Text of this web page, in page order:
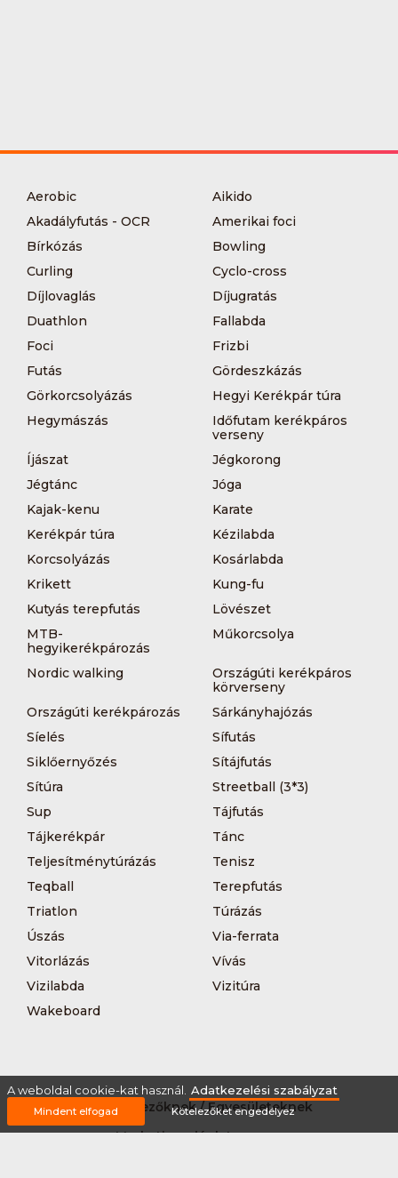
Aerobic
Aikido
Akadályfutás - OCR
Amerikai foci
Bírkózás
Bowling
Curling
Cyclo-cross
Díjlovaglás
Díjugratás
Duathlon
Fallabda
Foci
Frizbi
Futás
Gördeszkázás
Görkorcsolyázás
Hegyi Kerékpár túra
Hegymászás
Időfutam kerékpáros
verseny
Íjászat
Jégkorong
Jégtánc
Jóga
Kajak-kenu
Karate
Kerékpár túra
Kézilabda
Korcsolyázás
Kosárlabda
Krikett
Kung-fu
Kutyás terepfutás
Lövészet
MTB-
hegyikerékpározás
Műkorcsolya
Nordic walking
Országúti kerékpáros
körverseny
Országúti kerékpározás
Sárkányhajózás
Síelés
Sífutás
Siklőernyőzés
Sítájfutás
Sítúra
Streetball (3*3)
Sup
Tájfutás
Tájkerékpár
Tánc
Teljesítménytúrázás
Tenisz
Teqball
Terepfutás
Triatlon
Túrázás
Úszás
Via-ferrata
Vitorlázás
Vívás
Vizilabda
Vizitúra
Wakeboard
Rólunk
Szervezőknek / Egyesületeknek
Marketing ajánlat
A weboldal cookie-kat használ. Adatkezelési szabályzat
Mindent elfogad Kötelezőket engedélyez